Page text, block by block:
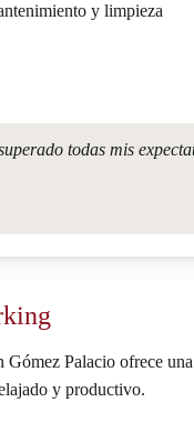
y limpieza
todas mis
Palacio ofrece una
y productivo.